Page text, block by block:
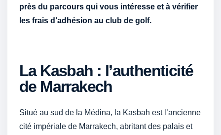
près du parcours qui vous intéresse et à vérifier
les frais d’adhésion au club de golf.
La Kasbah : l’authenticité
de Marrakech
Situé au sud de la Médina, la Kasbah est l’ancienne
cité impériale de Marrakech, abritant des palais et